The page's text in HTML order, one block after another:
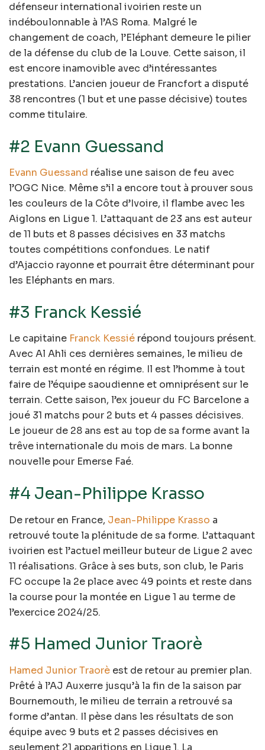
défenseur international ivoirien reste un
indéboulonnable à l’AS Roma. Malgré le
changement de coach, l’Eléphant demeure le pilier
de la défense du club de la Louve. Cette saison, il
est encore inamovible avec d’intéressantes
prestations. L’ancien joueur de Francfort a disputé
38 rencontres (1 but et une passe décisive) toutes
comme titulaire.
#2 Evann Guessand
Evann Guessand réalise une saison de feu avec
l’OGC Nice. Même s’il a encore tout à prouver sous
les couleurs de la Côte d’Ivoire, il flambe avec les
Aiglons en Ligue 1. L’attaquant de 23 ans est auteur
de 11 buts et 8 passes décisives en 33 matchs
toutes compétitions confondues. Le natif
d’Ajaccio rayonne et pourrait être déterminant pour
les Eléphants en mars.
#3 Franck Kessié
Le capitaine Franck Kessié répond toujours présent.
Avec Al Ahli ces dernières semaines, le milieu de
terrain est monté en régime. Il est l’homme à tout
faire de l’équipe saoudienne et omniprésent sur le
terrain. Cette saison, l’ex joueur du FC Barcelone a
joué 31 matchs pour 2 buts et 4 passes décisives.
Le joueur de 28 ans est au top de sa forme avant la
trêve internationale du mois de mars. La bonne
nouvelle pour Emerse Faé.
#4 Jean-Philippe Krasso
De retour en France, Jean-Philippe Krasso a
retrouvé toute la plénitude de sa forme. L’attaquant
ivoirien est l’actuel meilleur buteur de Ligue 2 avec
11 réalisations. Grâce à ses buts, son club, le Paris
FC occupe la 2e place avec 49 points et reste dans
la course pour la montée en Ligue 1 au terme de
l’exercice 2024/25.
#5 Hamed Junior Traorè
Hamed Junior Traorè est de retour au premier plan.
Prêté à l’AJ Auxerre jusqu’à la fin de la saison par
Bournemouth, le milieu de terrain a retrouvé sa
forme d’antan. Il pèse dans les résultats de son
équipe avec 9 buts et 2 passes décisives en
seulement 21 apparitions en Ligue 1. La